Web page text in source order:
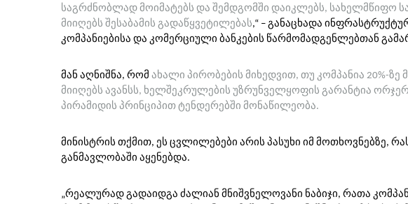
საგრძნობლად მოიმატებს და შემდგომში დაიკლებს, სახელმწიფო
მიიღებს შესაბამის გადაწყვეტილებას,“ – განაცხადა
კომპანიებისა და კომერციული ბანკების წარმომადგენლებთან
მან აღნიშნა, რომ ახალი პირობების მიხედვით, თუ კომპანია 20%-
მიიღებს ავანსს, ხელშეკრულების უზრუნველყოფის გარანტია
პირამიდის პრინციპით ტენდერებში მონაწილეობა.
მინისტრის თქმით, ეს ცვლილებები არის პასუხი იმ მოთხოვნებზე,
განმავლობაში აყენებდა.
„რეალურად გადაიდგა ძალიან მნიშვნელოვანი ნაბიჯი, რათა